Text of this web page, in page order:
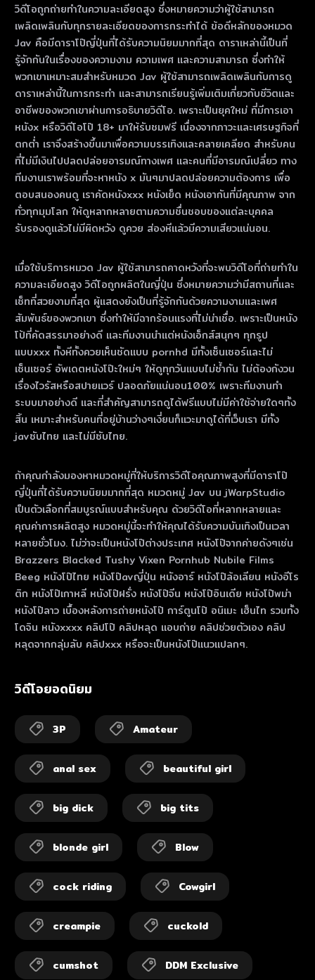
วิดีโอถูกถ่ายทําในความละเอียดสูง ซึ่งหมายความว่าผู้ใช้สามารถ
เพลิดเพลินกับทุกรายละเอียดของการกระทําได้ ข้อดีหลักของหมวด
Jav คือมีดาราโป๊ญี่ปุ่นที่ได้รับความนิยมมากที่สุด ดาราเหล่านี้เป็นที่
รู้จักกันในเรื่องของความงาม ความเพศ และความสามารถ ซึ่งทําให้
พวกเขาเหมาะสมสําหรับหมวด Jav ผู้ใช้สามารถเพลิดเพลินกับการดู
ดาราเหล่านี้ในการกระทํา และสามารถเรียนรู้เพิ่มเติมเกี่ยวกับชีวิตและ
อาชีพของพวกเขาผ่านการอธิบายวิดีโอ. เพราะเป็นยุคใหม่ ที่มีการเอา
หนังx หรือวิดีโอโป๊ 18+ มาให้รับชมฟรี เนื่องจากภาวะและเศรษฐกิจที่
ตกต่ำ เราจึงสร้างขึ้นมาเพื่อความบรรเทิงและคลายเคลียด สำหรับคน
ที่ไม่มีเงินไปปลดปล่อยอารมณ์ทางเพศ และคนที่มีอารมณ์เปลี่ยว ทาง
ทีมงานเราพร้อมที่จะหาหนัง x มันๆมาปลดปล่อยความต้องการ เพื่อ
ตอบสนองคนดู เราคัดหนังxxx หนังเย็ด หนังเอากันที่มีคุณภาพ จาก
ทั่วทุกมุมโลก ให้ดูหลากหลายตามความชื่นชอบของแต่ละบุคคล
รับรองดูแล้วไม่มีผิดหวัง ดูควย ส่องหีแล้วมีความเสียวแน่นอน.
เมื่อใช้บริการหมวด Jav ผู้ใช้สามารถคาดหวังที่จะพบวิดีโอที่ถ่ายทําใน
ความละเอียดสูง วิดีโอถูกผลิตในญี่ปุ่น ซึ่งหมายความว่ามีสถานที่และ
เซ็ทที่สวยงามที่สุด ผู้แสดงยังเป็นที่รู้จักกันด้วยความงามและเพศ
สัมพันธ์ของพวกเขา ซึ่งทําให้มีฉากร้อนแรงที่ไม่น่าเชื่อ. เพราะเป็นหนัง
โป้ที่คัดสรรมาอย่างดี และทีมงานนำแต่หนังเอ็กส์สนุกๆ ทุกรูป
แบบxxx ทั้งหีทั้งควยเห็นชัดแบบ pornhd มีทั้งเซ็นเซอร์และไม่
เซ็นเซอร์ อัพเดตหนังโป๊ะใหม่ๆ ให้ดูทุกวันแบบไม่ซ้ำกัน ไม่ต้องกังวน
เรื่องไวรัสหรือสปายแวร์ ปลอดภัยแน่นอน100% เพราะทีมงานทำ
ระบบมาอย่างดี และที่สำคัญสามารถดูได้ฟรีแบบไม่มีค่าใช้จ่ายใดๆทั้ง
สิ้น เหมาะสำหรับคนที่อยู่บ้านว่างๆเงี่ยนก็แวะมาดูได้ที่เว็บเรา มีทั้ง
javซับไทย และไม่มีซับไทย.
ถ้าคุณกําลังมองหาหมวดหมู่ที่ให้บริการวิดีโอคุณภาพสูงที่มีดาราโป๊
ญี่ปุ่นที่ได้รับความนิยมมากที่สุด หมวดหมู่ Jav บน jWarpStudio
เป็นตัวเลือกที่สมบูรณ์แบบสําหรับคุณ ด้วยวิดีโอที่หลากหลายและ
คุณค่าการผลิตสูง หมวดหมู่นี้จะทําให้คุณได้รับความบันเทิงเป็นเวลา
หลายชั่วโมง. ไม่ว่าจะเป็นหนังโป๊ต่างประเทศ หนังโป๊จากค่ายดังๆเช่น
Brazzers Blacked Tushy Vixen Pornhub Nubile Films
Beeg หนังโป๊ไทย หนังโป๊avญี่ปุ่น หนังอาร์ หนังโป๊ล้อเลียน หนังอีโร
ติก หนังโป๊เกาหลี หนังโป๊ฝรั่ง หนังโป๊จีน หนังโป๊อินเดีย หนังโป๊พม่า
หนังโป๊ลาว เบื้องหลังการถ่ายหนังโป๊ การ์ตูนโป๊ อนิเมะ เฮ็นไท รวมทั้ง
โดจิน หนังxxxx คลิปโป๊ คลิปหลุด แอบถ่าย คลิปช่วยตัวเอง คลิป
หลุดจากกลุ่มลับ คลิปxxx หรือจะเป็นหนังโป๊แนวแปลกๆ.
วิดีโอยอดนิยม
3P Amateur
anal sex beautiful girl
big dick big tits
blonde girl Blow
cock riding Cowgirl
creampie cuckold
cumshot DDM Exclusive